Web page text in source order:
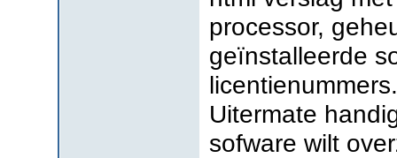
processor,
geïnstalleerde
Uitermate
sofware wilt